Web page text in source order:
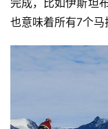
完成，比如伊斯坦
也意味着所有7个马